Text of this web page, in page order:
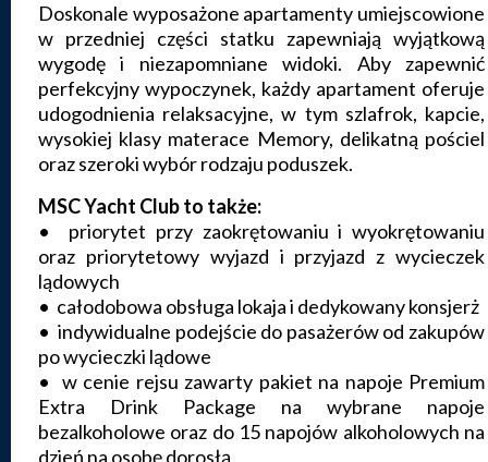
Doskonale wyposażone apartamenty umiejscowione
w przedniej części statku zapewniają wyjątkową
wygodę i niezapomniane widoki. Aby zapewnić
perfekcyjny wypoczynek, każdy apartament oferuje
udogodnienia relaksacyjne, w tym szlafrok, kapcie,
wysokiej klasy materace Memory, delikatną pościel
oraz szeroki wybór rodzaju poduszek.
MSC Yacht Club to także:
• priorytet przy zaokrętowaniu i wyokrętowaniu
oraz priorytetowy wyjazd i przyjazd z wycieczek
lądowych
• całodobowa obsługa lokaja i dedykowany konsjerż
• indywidualne podejście do pasażerów od zakupów
po wycieczki lądowe
• w cenie rejsu zawarty pakiet na napoje Premium
Extra Drink Package na wybrane napoje
bezalkoholowe oraz do 15 napojów alkoholowych na
dzień na osobę dorosłą